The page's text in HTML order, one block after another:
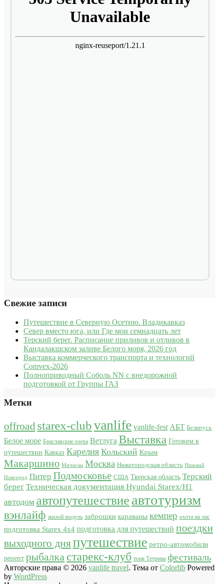
Свежие записи
Путешествие в Северную Осетию. Владикавказ
Север вместо юга, или Где мои семнадцать лет
Терский берег. Расписание приливов и отливов в
Кандалакшском заливе Белого моря, 2026 год
Выставка коммерческого транспорта и технологий
Comvex-2026
Полноприводный Соболь NN с внедорожной
подготовкой от Группы ГАЗ
Метки
offroad starex-clubvanlife vanlife-fest АБТ Беларусь
Белое море Браславские озера Ветлуга Выставка Готовим в
путешествии Кавказ Карелия Кольский Крым
Макаршино Мичиган Москва Нижегородская область Нижний
Новгород Питер Подмосковье США Тверская область Терский
берег Техническая документация Hyundai Starex/H1
автодом автопутешествие автотуризм
вэнлайф жилой модуль заброшки караваны кемпер охота на лис
подготовка Starex 4x4 подготовка для путешествий поездки
выходного дняпутешествие ретро-автомобили
рецепт рыбалка старекс-клуб тоня Тетрина фестиваль
Авторские права © 2026 vanlife travel. Тема от Colorlib Powered
by WordPress